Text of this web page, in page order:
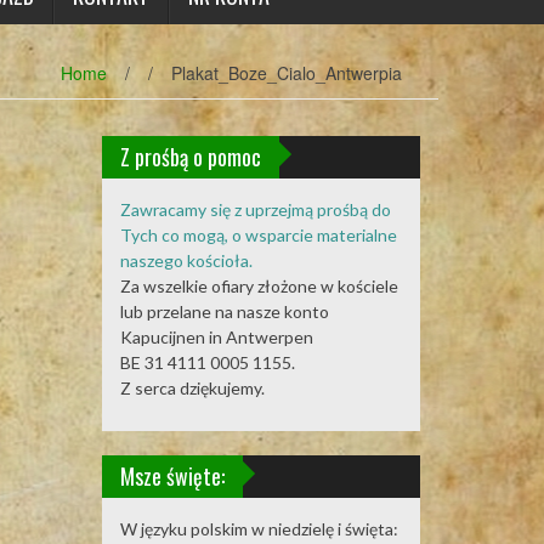
Home / / Plakat_Boze_Cialo_Antwerpia
Z prośbą o pomoc
Zawracamy się z uprzejmą prośbą do
Tych co mogą, o wsparcie materialne
naszego kościoła.
Za wszelkie ofiary złożone w kościele
lub przelane na nasze konto
Kapucijnen in Antwerpen
BE 31 4111 0005 1155.
Z serca dziękujemy.
Msze święte:
W języku polskim w niedzielę i święta: